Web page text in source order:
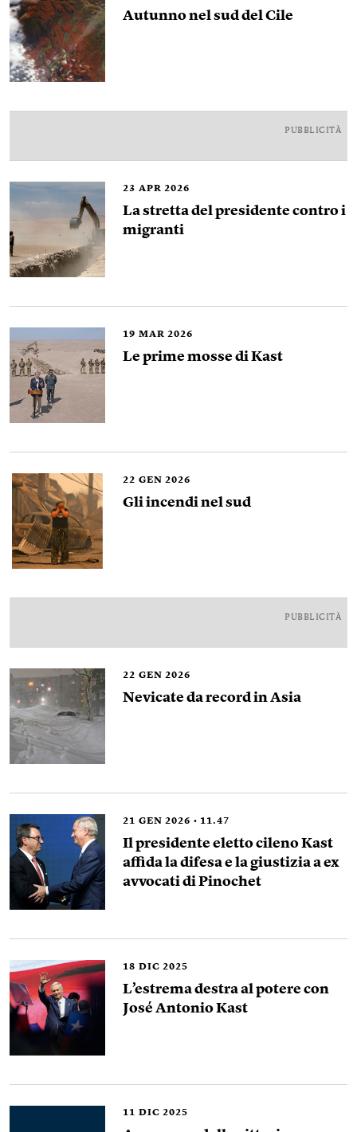
Autunno nel sud del Cile
PUBBLICITÀ
23 APR 2026
La stretta del presidente contro i
migranti
19 MAR 2026
Le prime mosse di Kast
22 GEN 2026
Gli incendi nel sud
PUBBLICITÀ
22 GEN 2026
Nevicate da record in Asia
21 GEN 2026 11.47
Il presidente eletto cileno Kast
affida la difesa e la giustizia a ex
avvocati di Pinochet
18 DIC 2025
L’estrema destra al potere con
José Antonio Kast
11 DIC 2025